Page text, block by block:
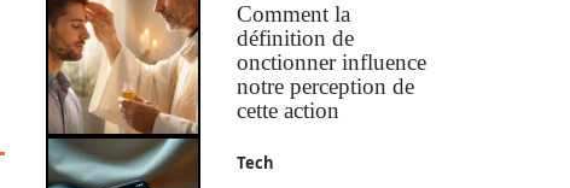
Comment la
définition de
onctionner influence
notre perception de
cette action
Tech